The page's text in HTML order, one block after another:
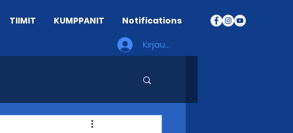
TIIMIT KUMPPANIT Notifications
Kirjaudu